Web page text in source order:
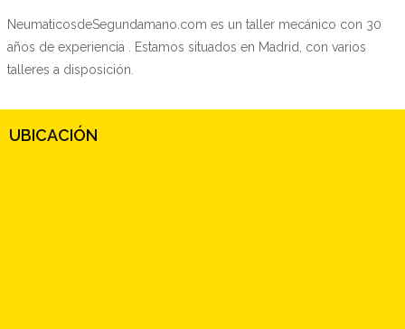
NeumaticosdeSegundamano.com es un taller mecánico con 30
años de experiencia . Estamos situados en Madrid, con varios
talleres a disposición.
UBICACIÓN